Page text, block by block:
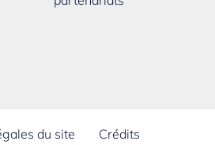
du site Crédits